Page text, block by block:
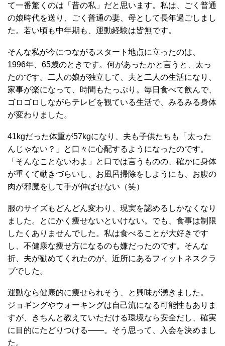
て一番驚くのは「昔の私」だと思います。私は、ごく普通
の娘時代を送り、ごく普通の妻、母として長年過ごしまし
た。若い頃も中年期も、運動経験は皆無です。
そんな私が今につながるスタート地点に立ったのは、
1996年、65歳のときです。何があったかと言うと、太っ
たのです。二人の娘が独立して、夫と二人の生活になり、
家事が楽になって、時間もたっぷり。毎日食べて飲んで、
ゴロゴロしながらテレビを観ている生活で、みるみる身体
が変わりました。
41kgだった体重が57kgになり、夫も子供たちも「太った
んじゃない？」と口々に心配するようになったのです。
「そんなことないわよ」と口では言うものの、確かに身体
が重くて動きづらいし、お風呂掃除をしようにも、お腹の
肉が邪魔をして手が伸ばせない（笑）
服のサイズもどんどん変わり、現実を認めるしかなくなり
ました。とにかく痩せないといけない。でも、食事は制限
したくありませんでした。私は食べることが大好きです
し、不健康な痩せ方になるのも嫌だったのです。そんな
折、夫が勧めてくれたのが、近所にあるフィットネスクラ
ブでした。
運動なら健康的に痩せられそう、と興味が湧きました。
ジョギングやウォーキングは自己流になる可能性もありま
すが、きちんと教えていただける環境なら安全だし、確実
に目的にたどりつける――。そう思って、入会を決めまし
た。